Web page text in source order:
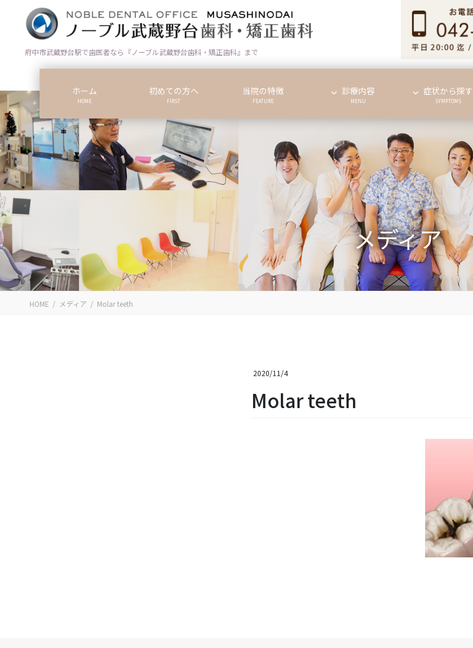
移
動
ン
に
移
動
府中市武蔵野台駅で歯医者なら『ノーブル武蔵野台歯科・矯正歯科』まで
ホーム
HOME
初めての方へ
FIRST
当院の特徴
FEATURE
診療内容
MENU
症状から探す
SYMPTOMS
メディア
HOME メディア Molar teeth
2020/11/4
Molar teeth